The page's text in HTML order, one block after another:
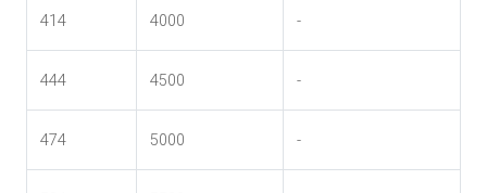
414 4000 -
444 4500 -
474 5000 -